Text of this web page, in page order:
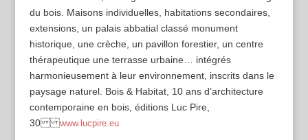
du bois. Maisons individuelles, habitations secondaires,
extensions, un palais abbatial classé monument
historique, une crèche, un pavillon forestier, un centre
thérapeutique une terrasse urbaine… intégrés
harmonieusement à leur environnement, inscrits dans le
paysage naturel. Bois & Habitat, 10 ans d’architecture
contemporaine en bois, éditions Luc Pire,
30www.lucpire.eu